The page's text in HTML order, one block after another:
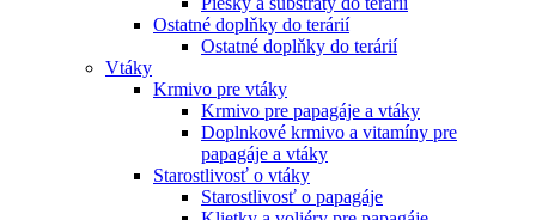
Ostatné doplňky do terárií
Ostatné doplňky do terárií
Vtáky
Krmivo pre vtáky
Krmivo pre papagáje a vtáky
Doplnkové krmivo a vitamíny pre
papagáje a vtáky
Starostlivosť o vtáky
Starostlivosť o papagáje